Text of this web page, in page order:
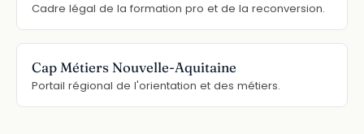
Cadre légal de la formation pro et de la reconversion.
Cap Métiers Nouvelle-Aquitaine
Portail régional de l'orientation et des métiers.